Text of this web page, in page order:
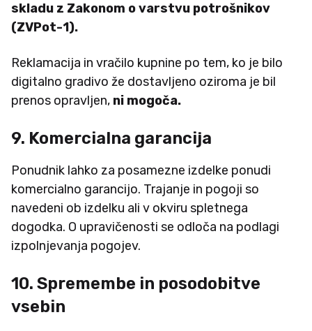
skladu z Zakonom o varstvu potrošnikov
(ZVPot-1).
Reklamacija in vračilo kupnine po tem, ko je bilo
digitalno gradivo že dostavljeno oziroma je bil
prenos opravljen, ni mogoča.
9. Komercialna garancija
Ponudnik lahko za posamezne izdelke ponudi
komercialno garancijo. Trajanje in pogoji so
navedeni ob izdelku ali v okviru spletnega
dogodka. O upravičenosti se odloča na podlagi
izpolnjevanja pogojev.
10. Spremembe in posodobitve
vsebin